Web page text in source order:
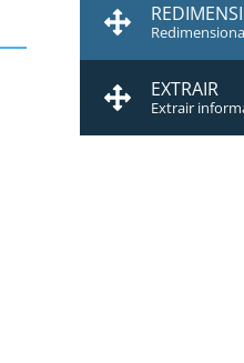
EXTRAIR
Extrair